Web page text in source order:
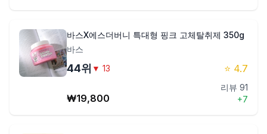
바스X에스더버니 특대형 핑크 고체탈취제 350g
바스
44위 ▼ 13 ⭐ 4.7
₩19,800
리뷰 91
+7